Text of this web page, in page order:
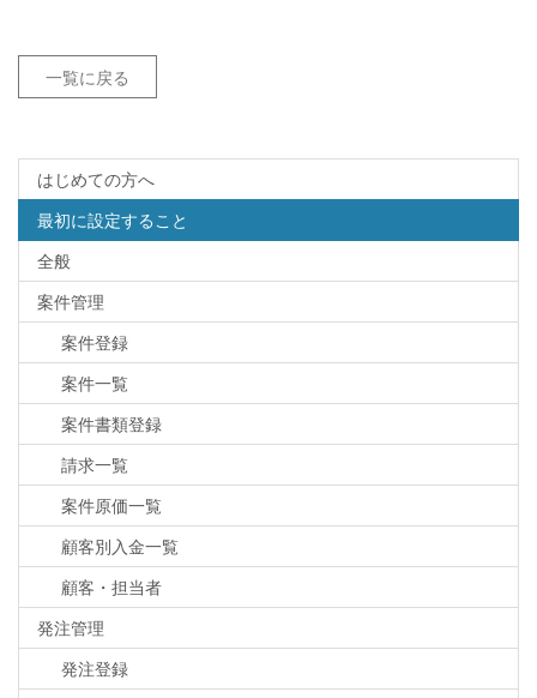
一覧に戻る
はじめての方へ
最初に設定すること
全般
案件管理
案件登録
案件一覧
案件書類登録
請求一覧
案件原価一覧
顧客別入金一覧
顧客・担当者
発注管理
発注登録